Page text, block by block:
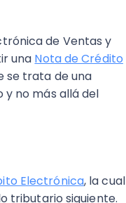
de Ventas y
una Nota de Crédito
se trata de una
no más allá del
Electrónica, la cual
tributario siguiente.